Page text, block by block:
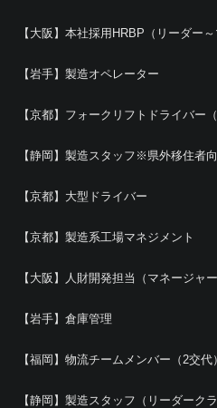
【大阪】本社採用HRBP（リーダー
【岩手】製造オペレーター
【京都】フォークリフトドライバー
【静岡】製造スタッフ※県外移住者
【京都】大型ドライバー
【京都】製造系工場マネジメント
【大阪】人財開発担当（マネージャー
【岩手】倉庫管理
【福岡】物流チームメンバー（2交代）
【静岡】製造スタッフ（リーダーク